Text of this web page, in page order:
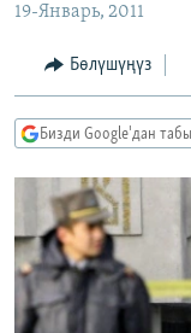
МАДАНИЯТ
ТВ
БҮГҮН АЗАТТЫКТА
БИЗ ЖАНА ДҮЙНӨ
ДАНИСТЕ
ЭЖЕ-СИҢДИЛЕР
АЗАТТЫК+
ЫҢГАЙСЫЗ СУРООЛОР
ПОДКАСТ
ӨЗГӨЧӨ ПИКИР
ОНЛАЙН ШЕРИНЕ
19-Январь, 2011
Бөлүшүңүз
Бизди Google'дан